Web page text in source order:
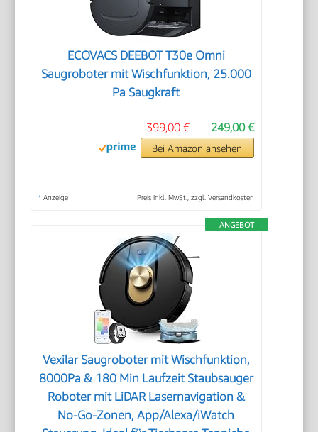
ECOVACS DEEBOT T30e Omni
Saugroboter mit Wischfunktion, 25.000
Pa Saugkraft
249,00 €
399,00 €
Bei Amazon ansehen
* Anzeige Preis inkl. MwSt., zzgl. Versandkosten
ANGEBOT
Vexilar Saugroboter mit Wischfunktion,
8000Pa & 180 Min Laufzeit Staubsauger
Roboter mit LiDAR Lasernavigation &
No-Go-Zonen, App/Alexa/iWatch